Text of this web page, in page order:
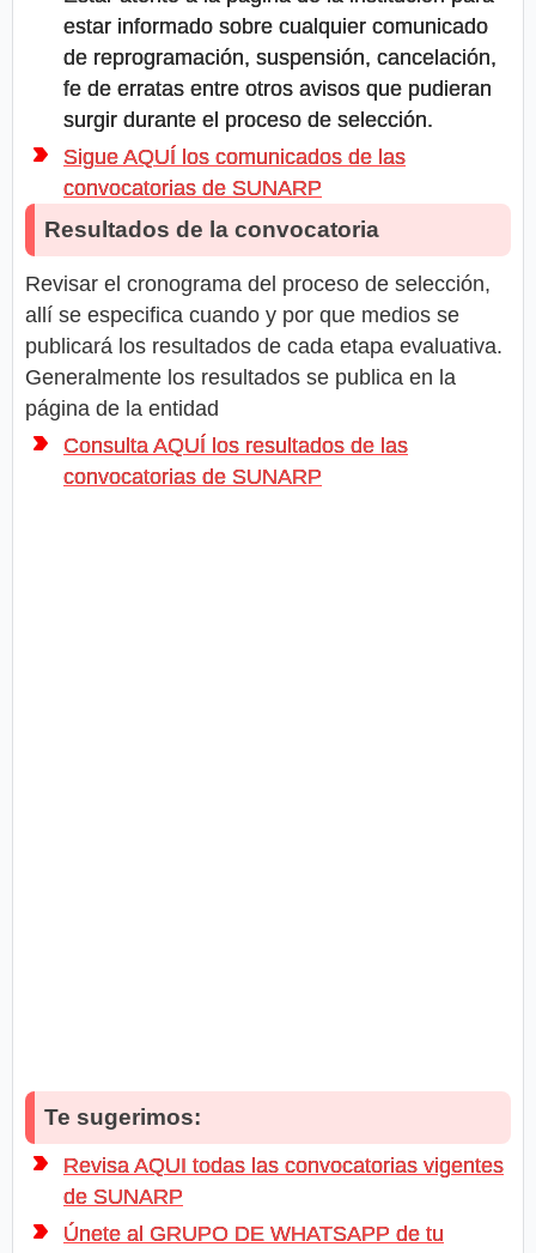
estar informado sobre cualquier comunicado
de reprogramación, suspensión, cancelación,
fe de erratas entre otros avisos que pudieran
surgir durante el proceso de selección.
Sigue AQUÍ los comunicados de las
convocatorias de SUNARP
Resultados de la convocatoria
Revisar el cronograma del proceso de selección,
allí se especifica cuando y por que medios se
publicará los resultados de cada etapa evaluativa.
Generalmente los resultados se publica en la
página de la entidad
Consulta AQUÍ los resultados de las
convocatorias de SUNARP
Te sugerimos:
Revisa AQUI todas las convocatorias vigentes
de SUNARP
Únete al GRUPO DE WHATSAPP de tu